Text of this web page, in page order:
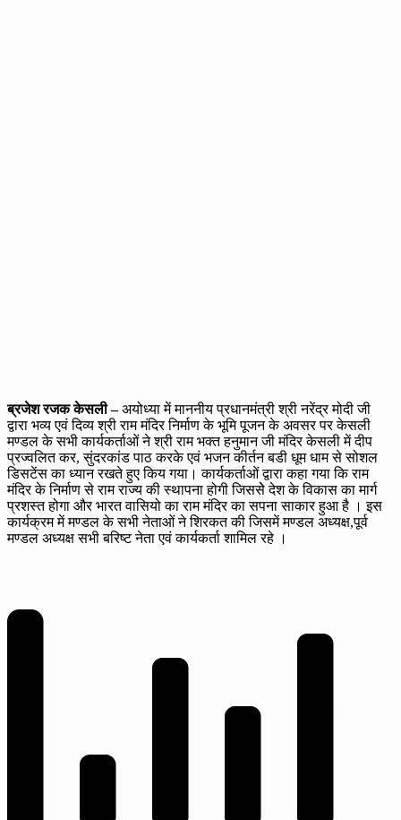
ब्रजेश रजक केसली –अयोध्या में माननीय प्रधानमंत्री श्री नरेंद्र मोदी जी
द्वारा भव्य एवं दिव्य श्री राम मंदिर निर्माण के भूमि पूजन के अवसर पर केसली
मण्डल के सभी कार्यकर्ताओं ने श्री राम भक्त हनुमान जी मंदिर केसली में दीप
प्रज्वलित कर, सुंदरकांड पाठ करके एवं भजन कीर्तन बडी धूम धाम से सोशल
डिसटेंस का ध्यान रखते हुए किय गया। कार्यकर्ताओं द्वारा कहा गया कि राम
मंदिर के निर्माण से राम राज्य की स्थापना होगी जिससेे देश के विकास का मार्ग
प्रशस्त होगा और भारत वासियो का राम मंदिर का सपना साकार हुआ है । इस
कार्यक्रम में मण्डल के सभी नेताओं ने शिरकत की जिसमें मण्डल अध्यक्ष,पूर्व
मण्डल अध्यक्ष सभी बरिष्ट नेता एवं कार्यकर्ता शामिल रहे ।